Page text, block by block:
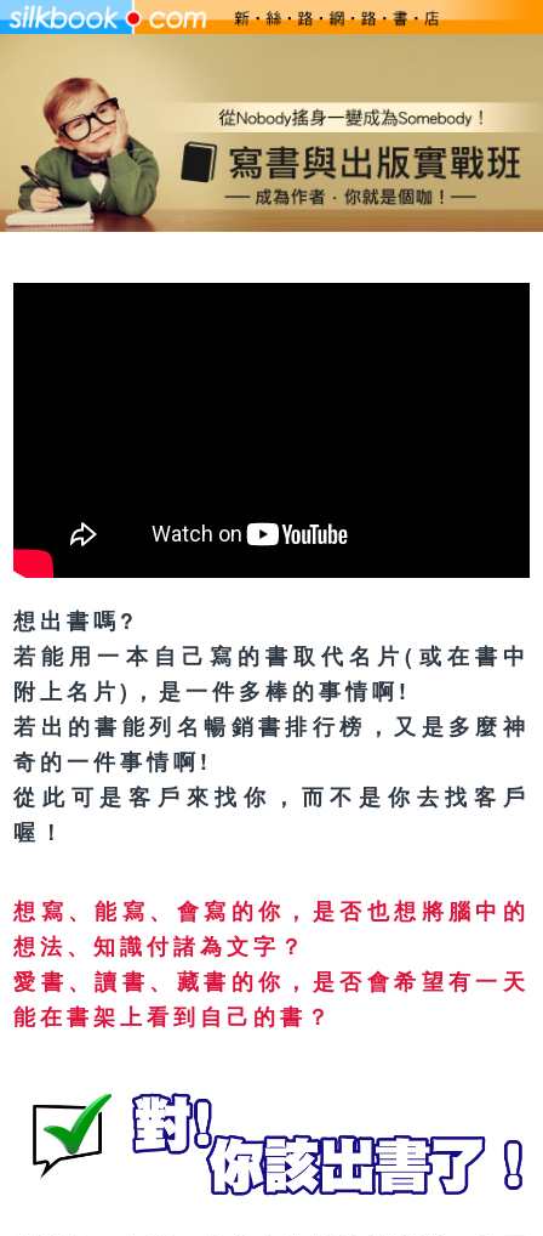
想出書嗎?
若能用一本自己寫的書取代名片(或在書中
附上名片)，是一件多棒的事情啊!
若出的書能列名暢銷書排行榜，又是多麼神
奇的一件事情啊!
從此可是客戶來找你，而不是你去找客戶
喔！
想寫、能寫、會寫的你，是否也想將腦中的
想法、知識付諸為文字？
愛書、讀書、藏書的你，是否會希望有一天
能在書架上看到自己的書？